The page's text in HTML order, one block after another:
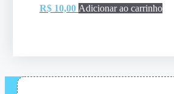
R$10,00 Adicionar ao carrinho